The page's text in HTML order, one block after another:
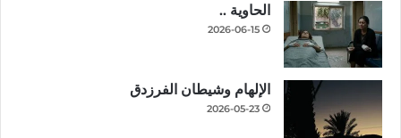
الحاوية ..
2026-06-15
الإلهام وشيطان الفرزدق
2026-05-23